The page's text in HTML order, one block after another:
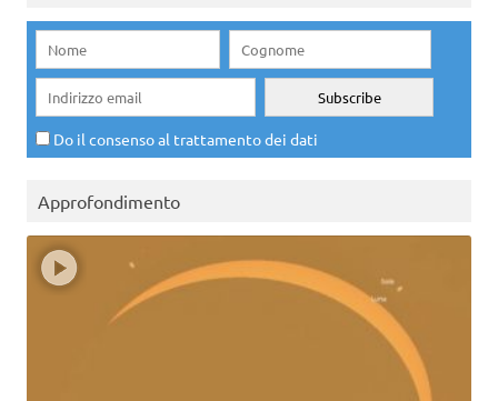
Do il consenso al trattamento dei dati
Approfondimento